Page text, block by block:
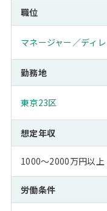
職位
マネージャー／ディ
勤務地
東京23区
想定年収
1000～2000万円以上
労働条件